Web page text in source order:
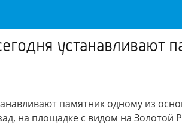
устанавливают
памятник одному из
на площадке с видом на Золотой